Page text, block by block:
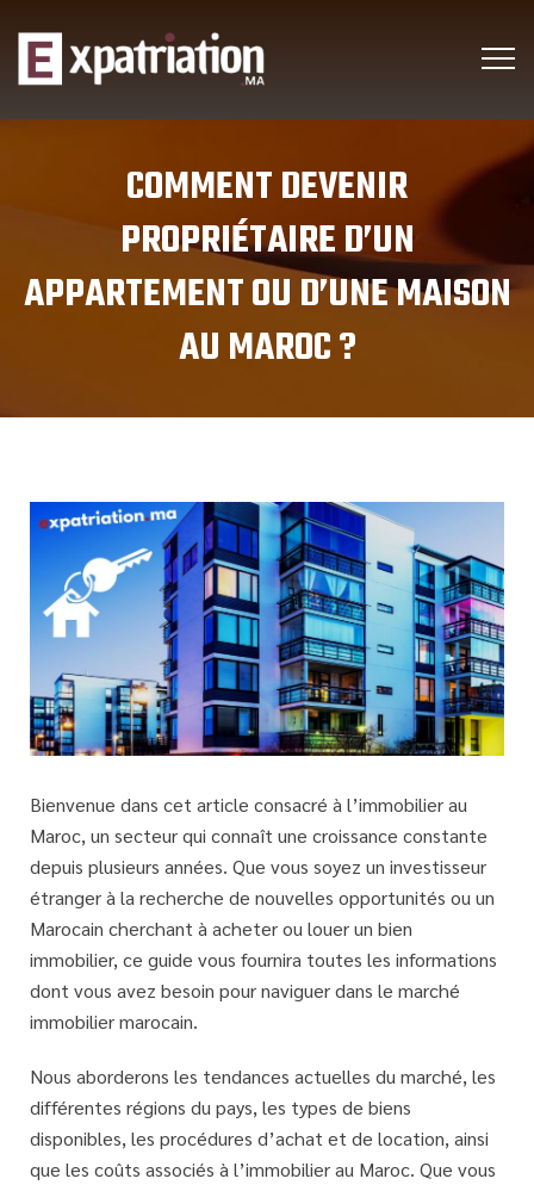
COMMENT DEVENIR
PROPRIÉTAIRE D’UN
APPARTEMENT OU D’UNE MAISON
AU MAROC ?
Bienvenue dans cet article consacré à l’immobilier au
Maroc, un secteur qui connaît une croissance constante
depuis plusieurs années. Que vous soyez un investisseur
étranger à la recherche de nouvelles opportunités ou un
Marocain cherchant à acheter ou louer un bien
immobilier, ce guide vous fournira toutes les informations
dont vous avez besoin pour naviguer dans le marché
immobilier marocain.
Nous aborderons les tendances actuelles du marché, les
différentes régions du pays, les types de biens
disponibles, les procédures d’achat et de location, ainsi
que les coûts associés à l’immobilier au Maroc. Que vous